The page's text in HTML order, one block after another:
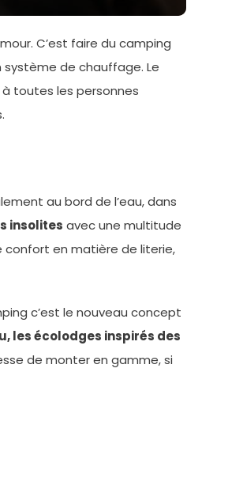
C’est faire du camping
système de chauffage. Le
toutes les personnes
au bord de l’eau, dans
insolites avec une multitude
confort en matière de literie,
c’est le nouveau concept
les écolodges inspirés des
de monter en gamme, si